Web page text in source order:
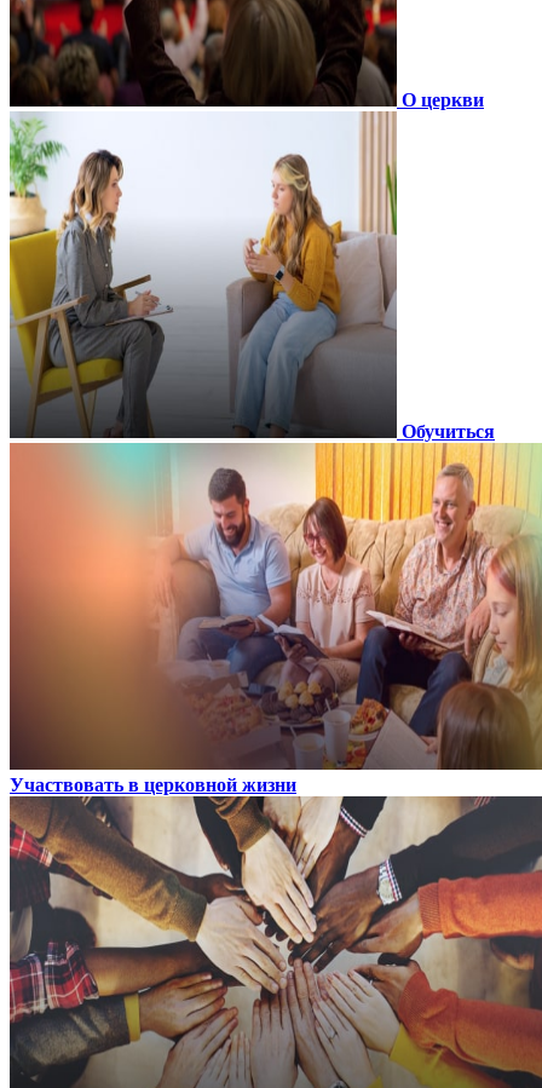
О церкви
Обучиться
Участвовать в церковной жизни